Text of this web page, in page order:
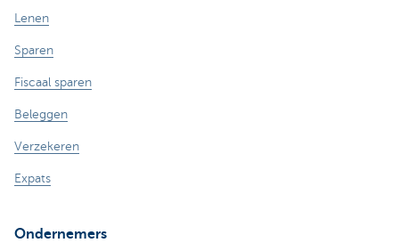
Lenen
Sparen
Fiscaal sparen
Beleggen
Verzekeren
Expats
Ondernemers